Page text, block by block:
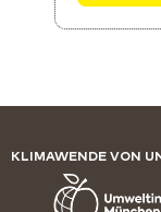
KLIMAWENDE VON